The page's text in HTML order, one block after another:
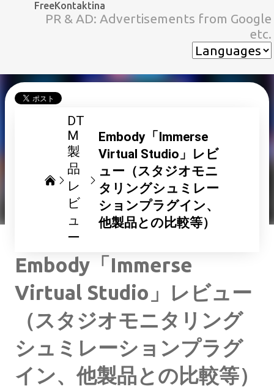
スキップしてメイン コンテンツに移動
FreeKontaktina
PR & AD: Advertisements from Google
etc.
DT
M
製
品
レ
ビ
ュ
ー
Embody「Immerse
Virtual Studio」レビ
ュー（スタジオモニ
タリングシュミレー
ションプラグイン、
他製品との比較等）
Embody「Immerse
Virtual Studio」レビュー
（スタジオモニタリング
シュミレーションプラグ
イン、他製品との比較等）